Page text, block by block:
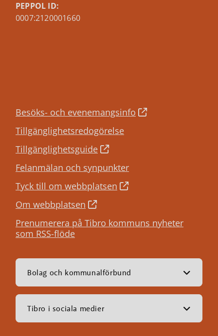
PEPPOL ID:
0007:2120001660
Besöks- och evenemangsinfo
Tillgänglighetsredogörelse
Tillgänglighetsguide
Felanmälan och synpunkter
Tyck till om webbplatsen
Om webbplatsen
Prenumerera på Tibro kommuns nyheter
som RSS-flöde
Bolag och kommunalförbund
Tibro i sociala medier